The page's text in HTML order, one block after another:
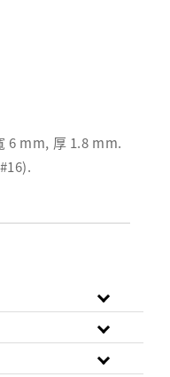
6 mm, 厚 1.8 mm.